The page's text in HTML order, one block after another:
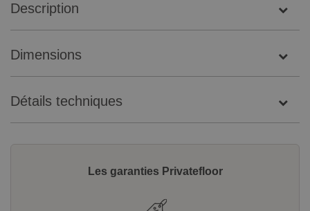
Description
Dimensions
Détails techniques
Les garanties Privatefloor